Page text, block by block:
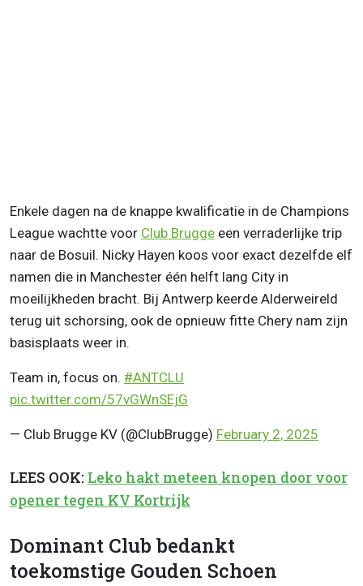
Enkele dagen na de knappe kwalificatie in de Champions
League wachtte voor Club Brugge een verraderlijke trip
naar de Bosuil. Nicky Hayen koos voor exact dezelfde elf
namen die in Manchester één helft lang City in
moeilijkheden bracht. Bij Antwerp keerde Alderweireld
terug uit schorsing, ook de opnieuw fitte Chery nam zijn
basisplaats weer in.
Team in, focus on. #ANTCLU
pic.twitter.com/57vGWnSEjG
— Club Brugge KV (@ClubBrugge) February 2, 2025
LEES OOK: Leko hakt meteen knopen door voor
opener tegen KV Kortrijk
Dominant Club bedankt
toekomstige Gouden Schoen